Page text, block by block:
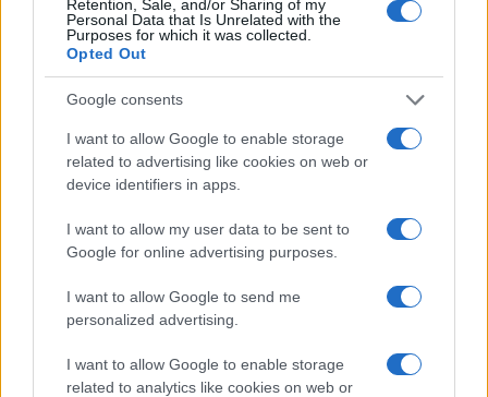
Retention, Sale, and/or Sharing of my
Personal Data that Is Unrelated with the
Purposes for which it was collected.
Opted Out
Google consents
I want to allow Google to enable storage
related to advertising like cookies on web or
device identifiers in apps.
I want to allow my user data to be sent to
Google for online advertising purposes.
I want to allow Google to send me
personalized advertising.
I want to allow Google to enable storage
related to analytics like cookies on web or
Martina Agostina Diturco
I nostri cari
I nostri cari